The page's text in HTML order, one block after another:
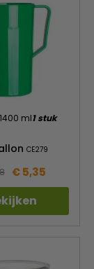
ml1 stuk
CE279
€ 5,35